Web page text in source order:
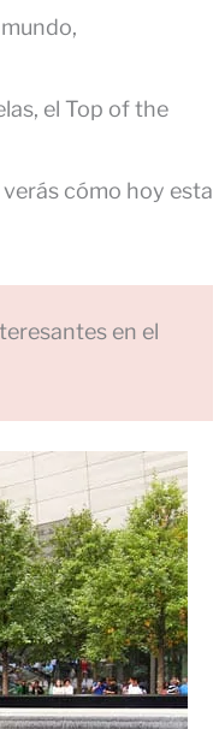
el Top of the
cómo hoy esta
en el